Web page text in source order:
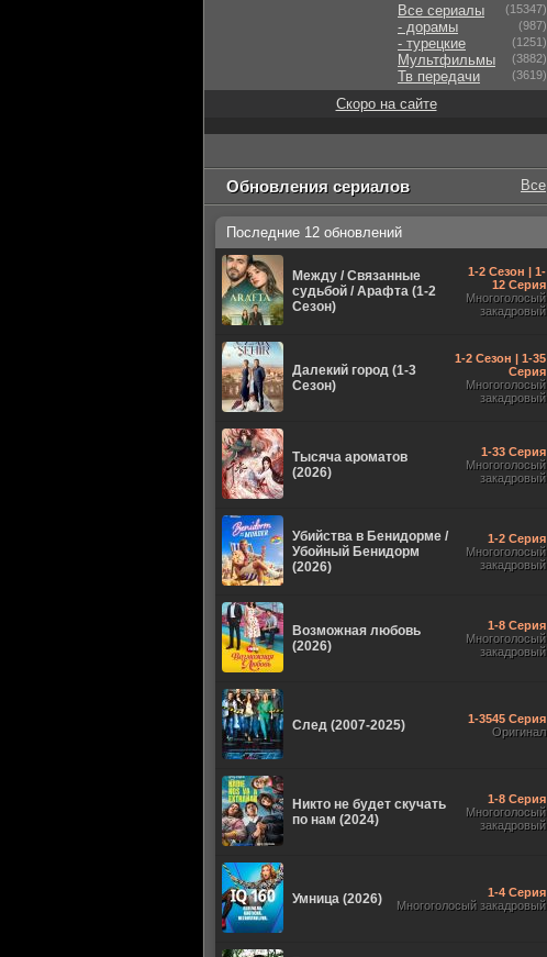
Все сериалы (15347)
- дорамы (987)
- турецкие (1251)
Мультфильмы (3882)
Тв передачи (3619)
Скоро на сайте
Обновления сериалов Все
Последние 12 обновлений
Между / Связанные
судьбой / Арафта (1-2
Сезон)
1-2 Сезон | 1-
12 Серия
Многоголосый
закадровый
Далекий город (1-3
Сезон)
1-2 Сезон | 1-35
Серия
Многоголосый
закадровый
Тысяча ароматов
(2026)
1-33 Серия
Многоголосый
закадровый
Убийства в Бенидорме /
Убойный Бенидорм
(2026)
1-2 Серия
Многоголосый
закадровый
Возможная любовь
(2026)
1-8 Серия
Многоголосый
закадровый
След (2007-2025)
1-3545 Серия
Оригинал
Никто не будет скучать
по нам (2024)
1-8 Серия
Многоголосый
закадровый
Умница (2026)
1-4 Серия
Многоголосый закадровый